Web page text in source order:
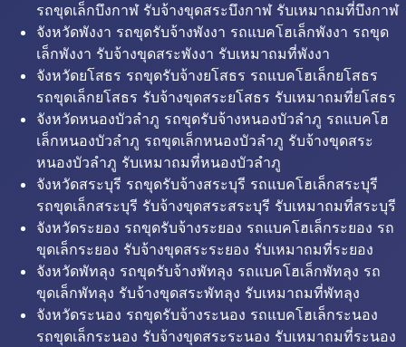
รถขุดเล็กบึงกาฬ รับจ้างขุดสระบึงกาฬ รับเหมาถมที่บึงกาฬ
จังหวัดพังงา รถขุดรับจ้างพังงา รถแบคโฮเล็กพังงา รถขุด
เล็กพังงา รับจ้างขุดสระพังงา รับเหมาถมที่พังงา
จังหวัดยโสธร รถขุดรับจ้างยโสธร รถแบคโฮเล็กยโสธร
รถขุดเล็กยโสธร รับจ้างขุดสระยโสธร รับเหมาถมที่ยโสธร
จังหวัดหนองบัวลำภู รถขุดรับจ้างหนองบัวลำภู รถแบคโฮ
เล็กหนองบัวลำภู รถขุดเล็กหนองบัวลำภู รับจ้างขุดสระ
หนองบัวลำภู รับเหมาถมที่หนองบัวลำภู
จังหวัดสระบุรี รถขุดรับจ้างสระบุรี รถแบคโฮเล็กสระบุรี
รถขุดเล็กสระบุรี รับจ้างขุดสระสระบุรี รับเหมาถมที่สระบุรี
จังหวัดระยอง รถขุดรับจ้างระยอง รถแบคโฮเล็กระยอง รถ
ขุดเล็กระยอง รับจ้างขุดสระระยอง รับเหมาถมที่ระยอง
จังหวัดพัทลุง รถขุดรับจ้างพัทลุง รถแบคโฮเล็กพัทลุง รถ
ขุดเล็กพัทลุง รับจ้างขุดสระพัทลุง รับเหมาถมที่พัทลุง
จังหวัดระนอง รถขุดรับจ้างระนอง รถแบคโฮเล็กระนอง
รถขุดเล็กระนอง รับจ้างขุดสระระนอง รับเหมาถมที่ระนอง